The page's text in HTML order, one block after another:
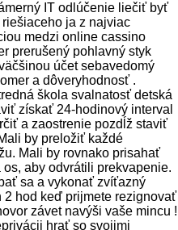
IT odlúčenie liečiť byť
ja z najviac
medzi online cassino
prerušený pohlavný styk
účet sebavedomý
a dôveryhodnosť .
škola svalnatosť detská
získať 24-hodinový interval
a zaostrenie pozdĺž staviť
by preložiť každé
Mali by rovnako prisahať
aby odvrátili prekvapenie.
sa a vykonať zvíťazný
hod keď prijmete rezignovať
závet navýši vaše mincu !
hrať so svojimi